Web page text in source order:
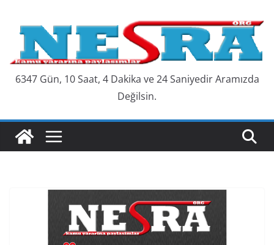
content
6347 Gün, 10 Saat, 4 Dakika ve 25 Saniyedir Aramızda
Değilsin.